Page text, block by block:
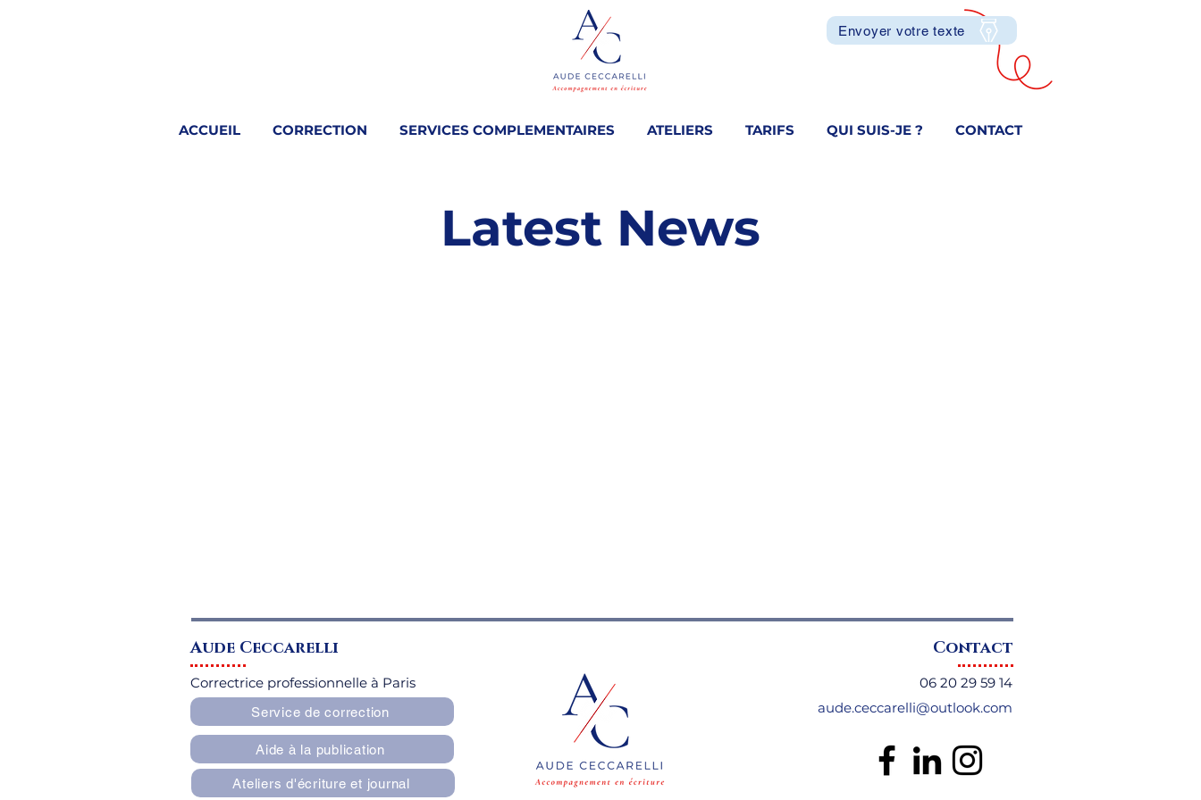
Envoyer votre texte
ACCUEIL CORRECTION SERVICES COMPLEMENTAIRES ATELIERS TARIFS QUI SUIS-JE ? CONTACT
Latest News
Aude Ceccarelli
Correctrice professionnelle à Paris
Service de correction
Aide à la publication
Ateliers d'écriture et journal
Contact
06 20 29 59 14
aude.ceccarelli@outlook.com